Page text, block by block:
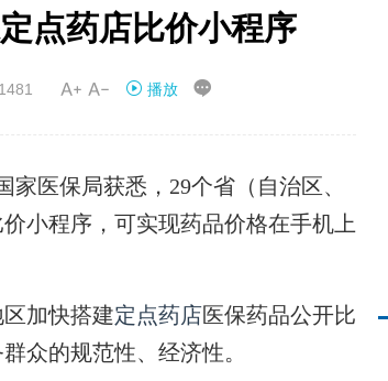
点药店比价小程序
 播放 
医保局获悉，29个省（自治区、
价小程序，可实现药品价格在手机上
加快搭建定点药店医保药品公开比
众的规范性、经济性。